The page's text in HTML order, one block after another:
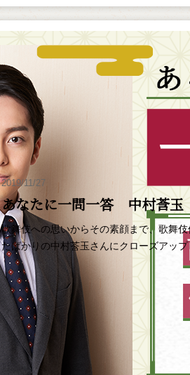
2019/11/27
あなたに一問一答 中村莟玉
歌舞伎への思いからその素顔まで、歌舞
たばかりの中村莟玉さんにクローズアッ